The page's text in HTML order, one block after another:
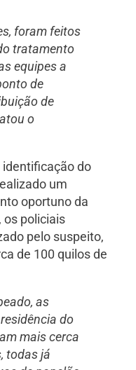
foram feitos
tratamento
equipes a
de
de
o
identificação do
um
oportuno da
os policiais
pelo suspeito,
de 100 quilos de
as
do
mais cerca
todas já